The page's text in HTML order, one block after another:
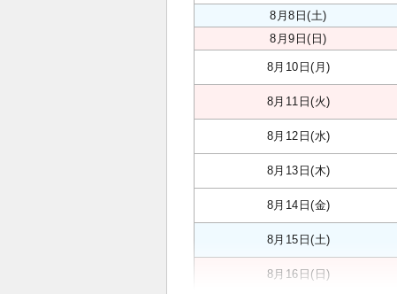
8月8日(土)
8月9日(日)
8月10日(月)
8月11日(火)
8月12日(水)
8月13日(木)
8月14日(金)
8月15日(土)
8月16日(日)